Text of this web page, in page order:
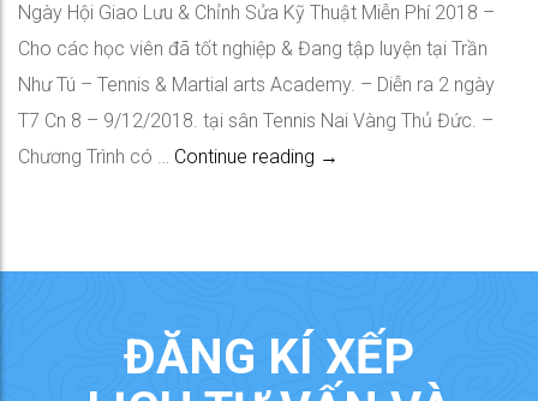
Ngày Hội Giao Lưu & Chỉnh Sửa Kỹ Thuật Miễn Phí 2018 –
Cho các học viên đã tốt nghiệp & Đang tập luyện tại Trần
Như Tú – Tennis & Martial arts Academy. – Diễn ra 2 ngày
T7 Cn 8 – 9/12/2018. tại sân Tennis Nai Vàng Thủ Đức. –
Chương Trình có … Continue reading Ngày Hội Giao Lưu &
→
ĐĂNG KÍ XẾP